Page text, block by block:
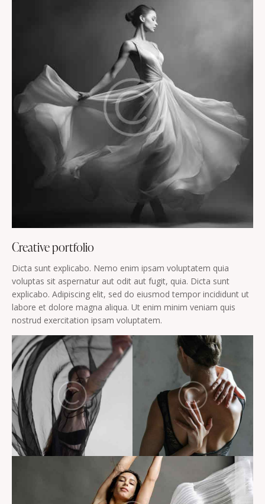
Creative portfolio
Dicta sunt explicabo. Nemo enim ipsam voluptatem quia
voluptas sit aspernatur aut odit aut fugit, quia. Dicta sunt
explicabo. Adipiscing elit, sed do eiusmod tempor incididunt ut
labore et dolore magna aliqua. Ut enim minim veniam quis
nostrud exercitation ipsam voluptatem.